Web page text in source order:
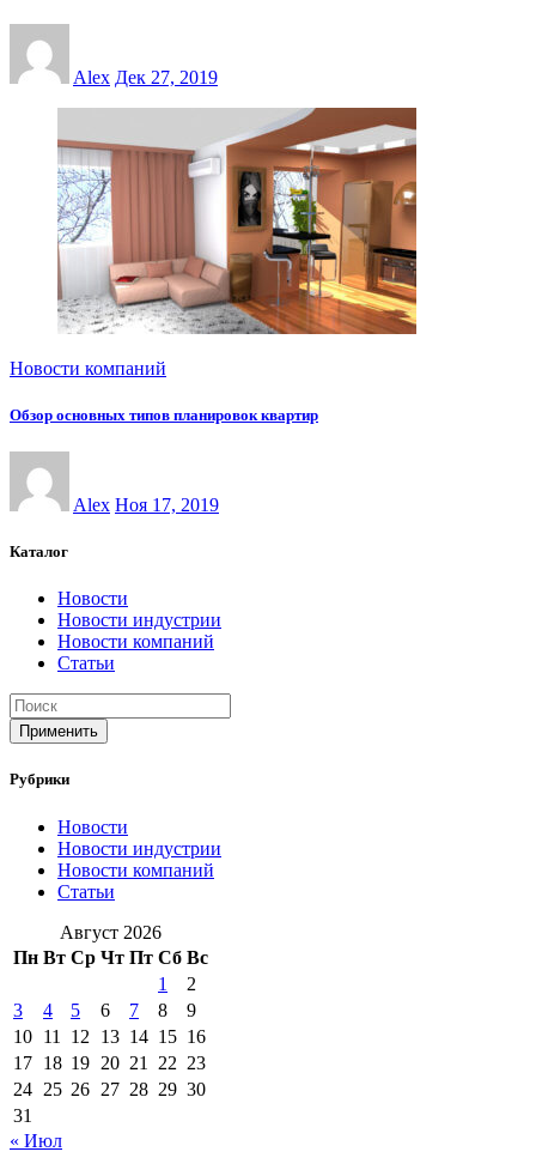
Alex Дек 27, 2019
Новости компаний
Обзор основных типов планировок квартир
Alex Ноя 17, 2019
Каталог
Новости
Новости индустрии
Новости компаний
Статьи
Применить
Рубрики
Новости
Новости индустрии
Новости компаний
Статьи
Август 2026
Пн Вт Ср Чт Пт Сб Вс
1
2
3
4 5 6 7 8
9
10 11 12 13 14 15 16
17 18 19 20 21 22 23
24 25 26 27 28 29 30
31
« Июл